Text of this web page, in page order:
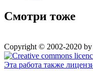
Смотри тоже
Copyright © 2002-2020
Эта работа также